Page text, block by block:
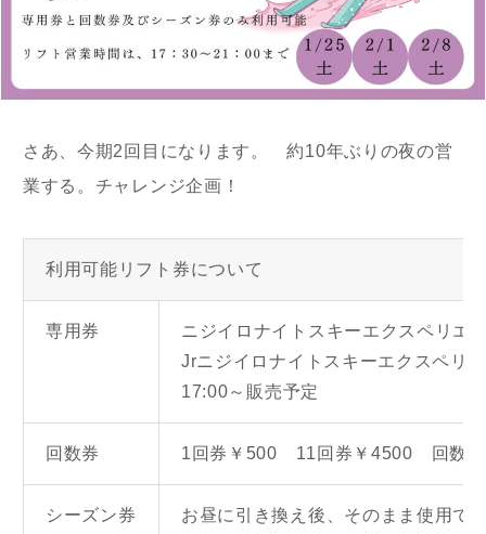
さあ、今期2回目になります。 約10年ぶりの夜の営
業する。チャレンジ企画！
利用可能リフト券について
専用券
ニジイロナイトスキーエクスペリ
Jrニジイロナイトスキーエクスペリ
17:00～販売予定
回数券 1回券￥500 11回券￥4500 回数残
シーズン券
お昼に引き換え後、そのまま使用で